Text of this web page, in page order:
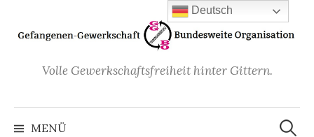
Inhalt
überspringen
Volle Gewerkschaftsfreiheit hinter Gittern.
MENÜ
Suchen
nach:
Deutsch